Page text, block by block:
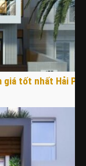
giá tốt nhất Hải